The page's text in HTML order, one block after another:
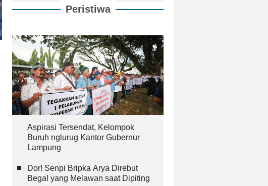
Peristiwa
Aspirasi Tersendat, Kelompok
Buruh nglurug Kantor Gubernur
Lampung
Dor! Senpi Bripka Arya Direbut
Begal yang Melawan saat Dipiting